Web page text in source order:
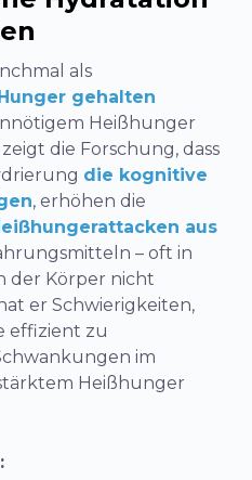
als
gehalten
Heißhunger
die Forschung, dass
die kognitive
, erhöhen die
aus
– oft in
der Körper nicht
er Schwierigkeiten,
effizient zu
im
Heißhunger